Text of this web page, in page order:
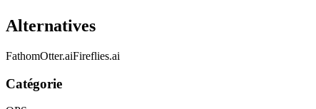
Alternatives
FathomOtter.aiFireflies.ai
Catégorie